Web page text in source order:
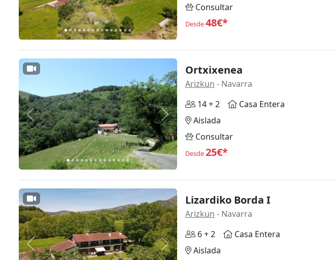
Consultar
Desde48€*
Anterior Siguiente
Ortxixenea
Arizkun - Navarra
14 + 2
Casa Entera
Aislada
Consultar
Desde25€*
Anterior Siguiente
Lizardiko Borda I
Arizkun - Navarra
6 + 2
Casa Entera
Aislada